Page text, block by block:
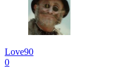
Love90
0